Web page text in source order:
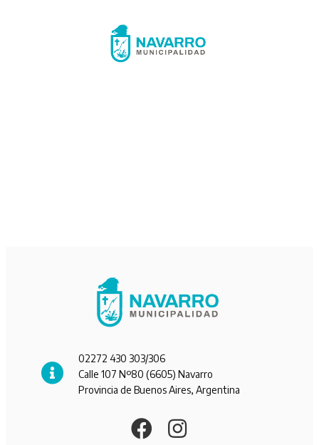
02272 430 303/306
Calle 107 Nº80 (6605) Navarro
Provincia de Buenos Aires, Argentina